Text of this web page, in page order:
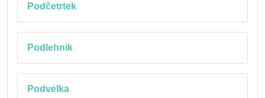
Podčetrtek
Podlehnik
Podvelka